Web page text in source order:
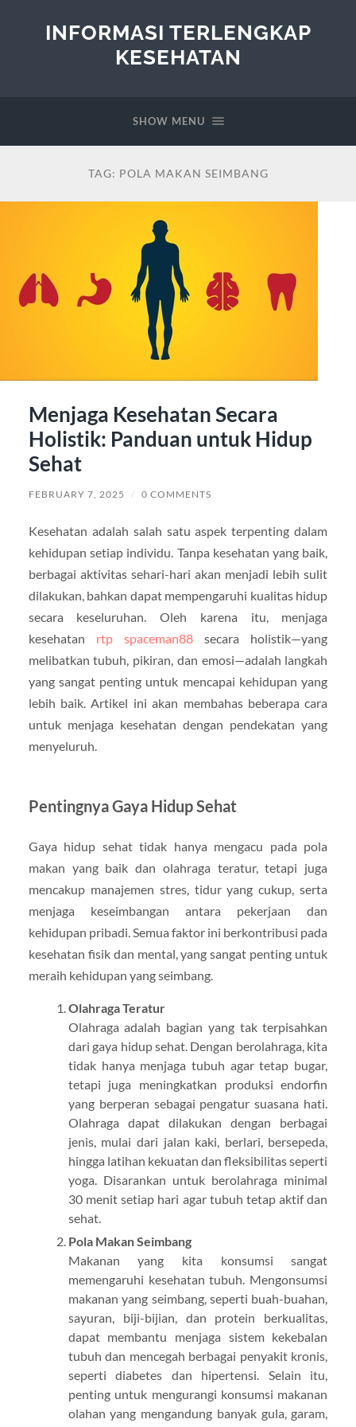
INFORMASI TERLENGKAP
KESEHATAN
SHOW MENU
TAG: POLA MAKAN SEIMBANG
Menjaga Kesehatan Secara
Holistik: Panduan untuk Hidup
Sehat
FEBRUARY 7, 2025 / 0 COMMENTS
Kesehatan adalah salah satu aspek terpenting dalam
kehidupan setiap individu. Tanpa kesehatan yang baik,
berbagai aktivitas sehari-hari akan menjadi lebih sulit
dilakukan, bahkan dapat mempengaruhi kualitas hidup
secara keseluruhan. Oleh karena itu, menjaga
kesehatan rtp spaceman88 secara holistik—yang
melibatkan tubuh, pikiran, dan emosi—adalah langkah
yang sangat penting untuk mencapai kehidupan yang
lebih baik. Artikel ini akan membahas beberapa cara
untuk menjaga kesehatan dengan pendekatan yang
menyeluruh.
Pentingnya Gaya Hidup Sehat
Gaya hidup sehat tidak hanya mengacu pada pola
makan yang baik dan olahraga teratur, tetapi juga
mencakup manajemen stres, tidur yang cukup, serta
menjaga keseimbangan antara pekerjaan dan
kehidupan pribadi. Semua faktor ini berkontribusi pada
kesehatan fisik dan mental, yang sangat penting untuk
meraih kehidupan yang seimbang.
Olahraga Teratur
Olahraga adalah bagian yang tak terpisahkan
dari gaya hidup sehat. Dengan berolahraga, kita
tidak hanya menjaga tubuh agar tetap bugar,
tetapi juga meningkatkan produksi endorfin
yang berperan sebagai pengatur suasana hati.
Olahraga dapat dilakukan dengan berbagai
jenis, mulai dari jalan kaki, berlari, bersepeda,
hingga latihan kekuatan dan fleksibilitas seperti
yoga. Disarankan untuk berolahraga minimal
30 menit setiap hari agar tubuh tetap aktif dan
sehat.
Pola Makan Seimbang
Makanan yang kita konsumsi sangat
memengaruhi kesehatan tubuh. Mengonsumsi
makanan yang seimbang, seperti buah-buahan,
sayuran, biji-bijian, dan protein berkualitas,
dapat membantu menjaga sistem kekebalan
tubuh dan mencegah berbagai penyakit kronis,
seperti diabetes dan hipertensi. Selain itu,
penting untuk mengurangi konsumsi makanan
olahan yang mengandung banyak gula, garam,